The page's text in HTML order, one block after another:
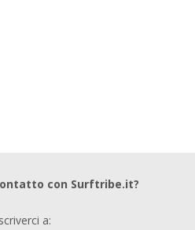
con Surftribe.it?
a: